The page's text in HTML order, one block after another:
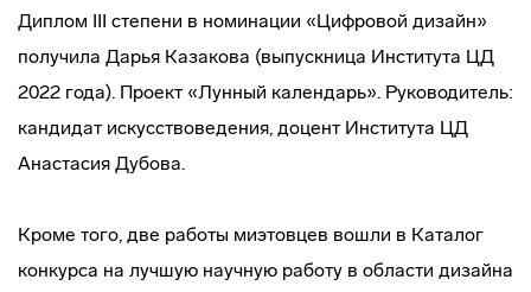
Диплом III степени в номинации «Цифровой дизайн»
получила Дарья Казакова (выпускница Института ЦД
2022 года). Проект «Лунный календарь». Руководитель:
кандидат искусствоведения, доцент Института ЦД
Анастасия Дубова.
Кроме того, две работы миэтовцев вошли в Каталог
конкурса на лучшую научную работу в области дизайна